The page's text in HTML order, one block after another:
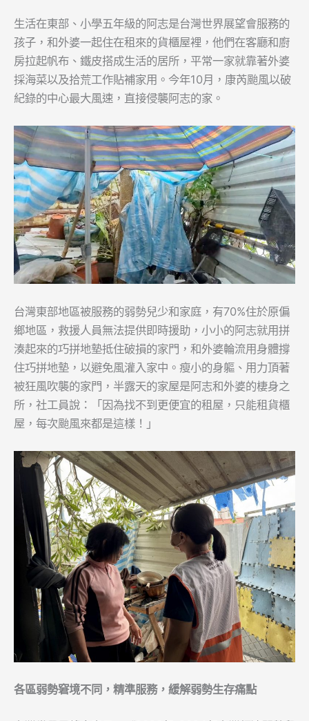
生活在東部、小學五年級的阿志是台灣世界展望會服務的
孩子，和外婆一起住在租來的貨櫃屋裡，他們在客廳和廚
房拉起帆布、鐵皮搭成生活的居所，平常一家就靠著外婆
採海菜以及拾荒工作貼補家用。今年10月，康芮颱風以破
紀錄的中心最大風速，直接侵襲阿志的家。
台灣東部地區被服務的弱勢兒少和家庭，有70%住於原偏
鄉地區，救援人員無法提供即時援助，小小的阿志就用拼
湊起來的巧拼地墊抵住破損的家門，和外婆輪流用身體撐
住巧拼地墊，以避免風灌入家中。瘦小的身軀、用力頂著
被狂風吹襲的家門，半露天的家屋是阿志和外婆的棲身之
所，社工員說：「因為找不到更便宜的租屋，只能租貨櫃
屋，每次颱風來都是這樣！」
各區弱勢窘境不同，精準服務，緩解弱勢生存痛點